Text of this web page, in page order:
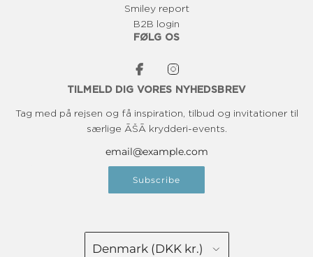
Smiley report
B2B login
FØLG OS
TILMELD DIG VORES NYHEDSBREV
Tag med på rejsen og få inspiration, tilbud og invitationer til
særlige ĀŠĀ krydderi-events.
Subscribe
Denmark (DKK kr.)